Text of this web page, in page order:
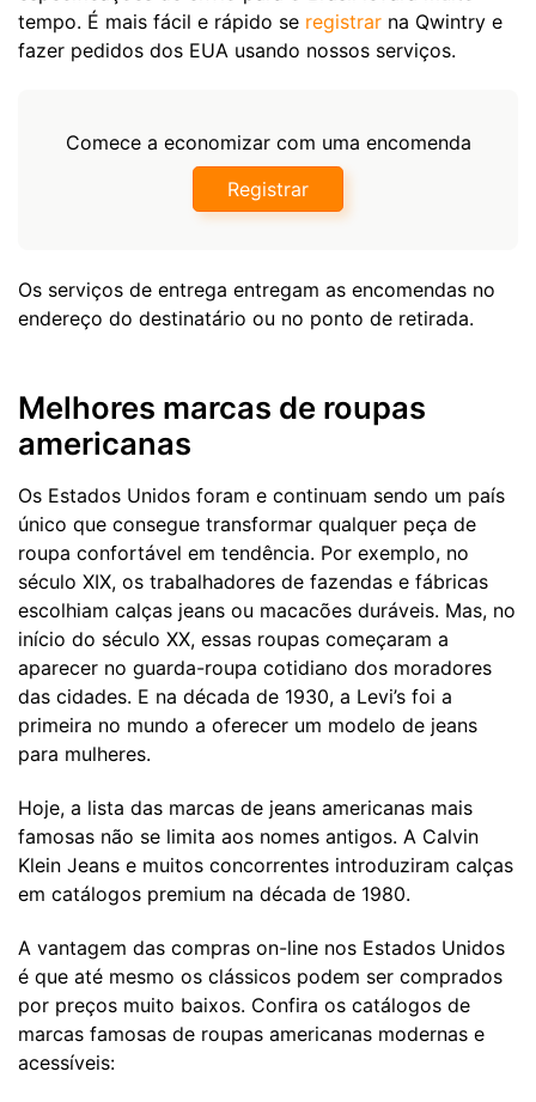
tempo. É mais fácil e rápido se registrar na Qwintry e
fazer pedidos dos EUA usando nossos serviços.
Comece a economizar com uma encomenda
Registrar
Os serviços de entrega entregam as encomendas no
endereço do destinatário ou no ponto de retirada.
Melhores marcas de roupas
americanas
Os Estados Unidos foram e continuam sendo um país
único que consegue transformar qualquer peça de
roupa confortável em tendência. Por exemplo, no
século XIX, os trabalhadores de fazendas e fábricas
escolhiam calças jeans ou macacões duráveis. Mas, no
início do século XX, essas roupas começaram a
aparecer no guarda-roupa cotidiano dos moradores
das cidades. E na década de 1930, a Levi’s foi a
primeira no mundo a oferecer um modelo de jeans
para mulheres.
Hoje, a lista das marcas de jeans americanas mais
famosas não se limita aos nomes antigos. A Calvin
Klein Jeans e muitos concorrentes introduziram calças
em catálogos premium na década de 1980.
A vantagem das compras on-line nos Estados Unidos
é que até mesmo os clássicos podem ser comprados
por preços muito baixos. Confira os catálogos de
marcas famosas de roupas americanas modernas e
acessíveis: